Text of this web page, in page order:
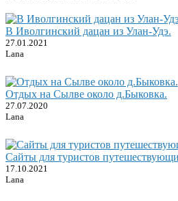
В Иволгинский дацан из Улан-Удэ.
27.01.2021
Lana
Отдых на Сылве около д.Быковка.
27.07.2020
Lana
Сайты для туристов
17.10.2021
Lana